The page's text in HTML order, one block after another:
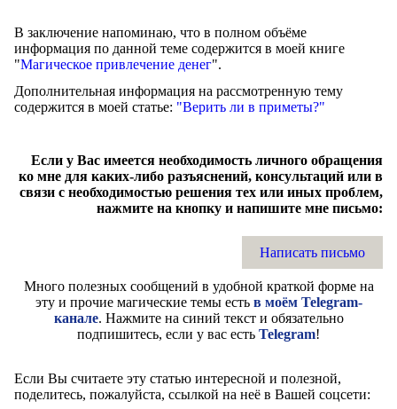
В заключение напоминаю, что в полном объёме
информация по данной теме содержится в моей книге
"Магическое привлечение денег".
Дополнительная информация на рассмотренную тему
содержится в моей статье: "Верить ли в приметы?"
Если у Вас имеется необходимость личного обращения
ко мне для каких-либо разъяснений, консультаций или в
связи с необходимостью решения тех или иных проблем,
нажмите на кнопку и напишите мне письмо:
Написать письмо
Много полезных сообщений в удобной краткой форме на
эту и прочие магические темы есть в моём Telegram-
канале. Нажмите на синий текст и обязательно
подпишитесь, если у вас есть Telegram!
Если Вы считаете эту статью интересной и полезной,
поделитесь, пожалуйста, ссылкой на неё в Вашей соцсети: